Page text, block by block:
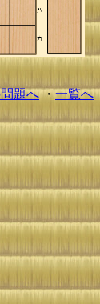
題へ・一覧へ